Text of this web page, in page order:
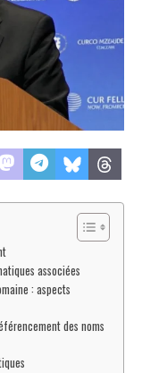
associées
: aspects
des noms